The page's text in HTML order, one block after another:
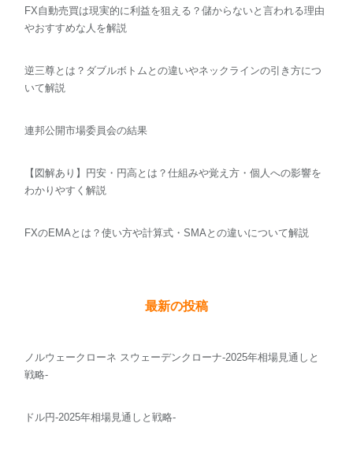
FX自動売買は現実的に利益を狙える？儲からないと言われる理由
やおすすめな人を解説
逆三尊とは？ダブルボトムとの違いやネックラインの引き方につ
いて解説
連邦公開市場委員会の結果
【図解あり】円安・円高とは？仕組みや覚え方・個人への影響を
わかりやすく解説
FXのEMAとは？使い方や計算式・SMAとの違いについて解説
最新の投稿
ノルウェークローネ スウェーデンクローナ-2025年相場見通しと
戦略-
ドル円-2025年相場見通しと戦略-